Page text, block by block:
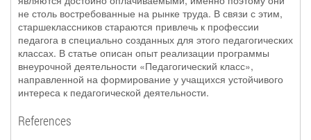
не столь востребованные на рынке труда. В связи с этим,
старшеклассников стараются привлечь к профессии
педагога в специально созданных для этого педагогических
классах. В статье описан опыт реализации программы
внеурочной деятельности «Педагогический класс»,
направленной на формирование у учащихся устойчивого
интереса к педагогической деятельности.
References